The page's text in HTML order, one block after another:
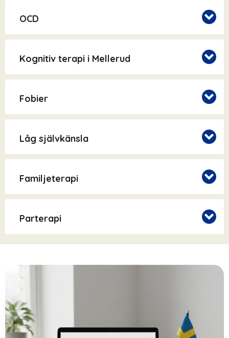
OCD
Kognitiv terapi i Mellerud
Fobier
Låg självkänsla
Familjeterapi
Parterapi